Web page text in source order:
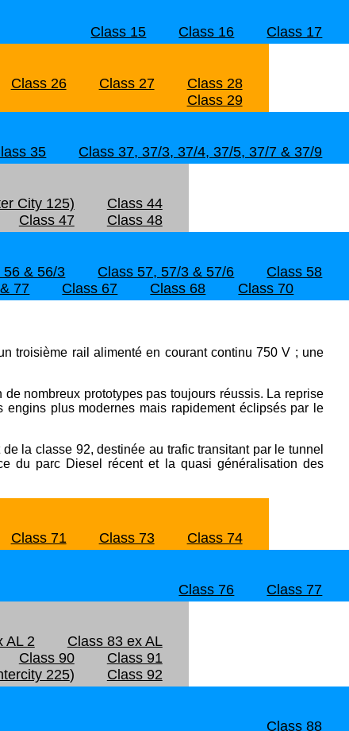
Class 15 Class 16 Class 17
Class 26 Class 27
Class 28
Class 29
35 Class 37, 37/3, 37/4, 37/5, 37/7 & 37/9
City 125)
Class 44
Class 47 Class 48
56 & 56/3 Class 57, 57/3 & 57/6
Class 58
77 Class 67 Class 68 Class 70
troisième rail alimenté en courant continu 750 V ; une
nombreux prototypes pas toujours réussis. La reprise
plus modernes mais rapidement éclipsés par le
la classe 92, destinée au trafic transitant par le tunnel
du parc Diesel récent et la quasi généralisation des
Class 71 Class 73 Class 74
Class 76 Class 77
AL 2
Class 83 ex AL
Class 90
Class 91
225) Class 92
Class 88